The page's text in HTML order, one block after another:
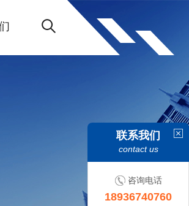
联系我们
contact us
咨询电话
18936740760